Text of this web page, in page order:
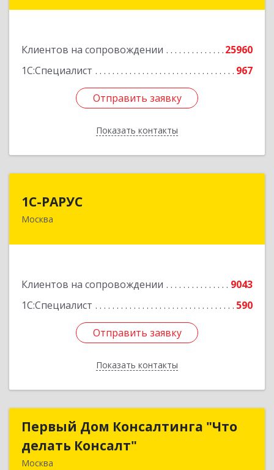
Клиентов на сопровождении
25960
1С:Специалист
967
Отправить заявку
Показать контакты
Отправить заявку
Назад
1С-РАРУС
Москва
Клиентов на сопровождении
9043
1С:Специалист
590
Отправить заявку
Показать контакты
127434, Москва г, Дмитровское ш, дом № 9Б
Отправить заявку
Назад
Первый Дом Консалтинга "Что
делать Консалт"
Москва
Первый Дом Консалтинга "Что